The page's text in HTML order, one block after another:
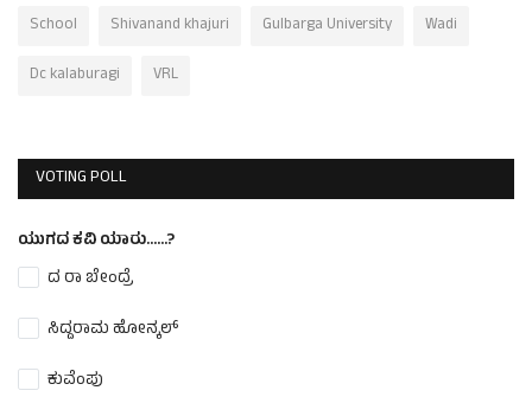
School
Shivanand khajuri Gulbarga University
Wadi
Dc kalaburagi
VRL
VOTING POLL
ಯುಗದ ಕವಿ ಯಾರು......?
ದ ರಾ ಬೇಂದ್ರೆ
ಸಿದ್ದರಾಮ ಹೋನ್ಕಲ್
ಕುವೆಂಪು